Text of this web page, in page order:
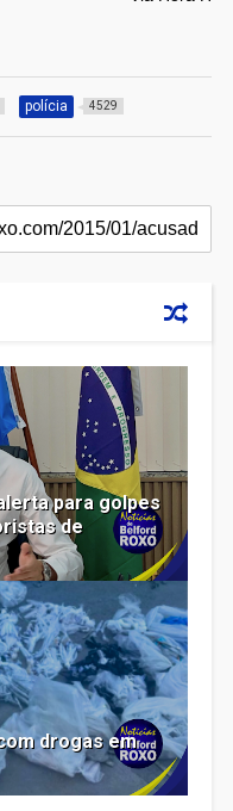
polícia 4529
para golpes
de
drogas em